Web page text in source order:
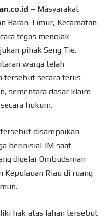
– Masyarakat
Baran Timur, Kecamatan
tegas menolak
pihak Seng Tie.
warga telah
tersebut secara terus-
sementara dasar klaim
hukum.
disampaikan
berinisial JM saat
digelar Ombudsman
Kepulauan Riau di ruang
hak atas lahan tersebut